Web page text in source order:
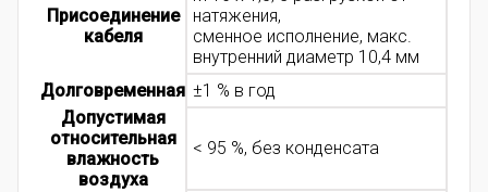
Присоединение
кабеля
натяжения,
сменное исполнение, макс.
внутренний диаметр 10,4 мм
Долговременная ±1 % в год
Допустимая
относительная
влажность
воздуха
< 95 %, без конденсата